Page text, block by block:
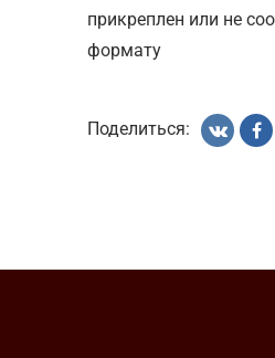
прикреплен или не
формату
Поделиться: